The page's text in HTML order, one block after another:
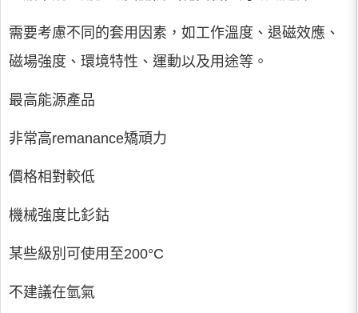
需要考慮不同的套用因素，如工作溫度、退磁效應、
磁場強度、環境特性、運動以及用途等。
最高能源產品
非常高remanance矯頑力
價格相對較低
機械強度比釤鈷
某些級別可使用至200°C
不建議在氫氣